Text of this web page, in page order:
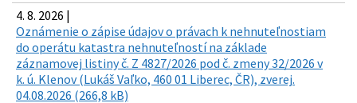
4. 8. 2026 |
Oznámenie o zápise údajov o právach k nehnuteľnostiam
do operátu katastra nehnuteľností na základe
záznamovej listiny č. Z 4827/2026 pod č. zmeny 32/2026 v
k. ú. Klenov (Lukáš Vaľko, 460 01 Liberec, ČR), zverej.
04.08.2026 (266,8 kB)